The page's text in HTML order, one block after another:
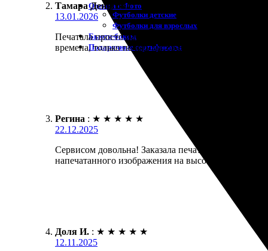
Одежда с Фото
Футболки детские
Футболки для взрослых
Бьюти-боксы
Подарочные сертификаты
Тамара Денисова :
13.01.2026
Печатала просто пачку фотографий с отпуска,
времена, только печать матовая, я такие люблю
Регина : ★ ★ ★ ★ ★
22.12.2025
Сервисом довольна! Заказала печать фото на А4 с
напечатанного изображения на высоте! Рамка
Доля И. : ★ ★ ★ ★ ★
12.11.2025